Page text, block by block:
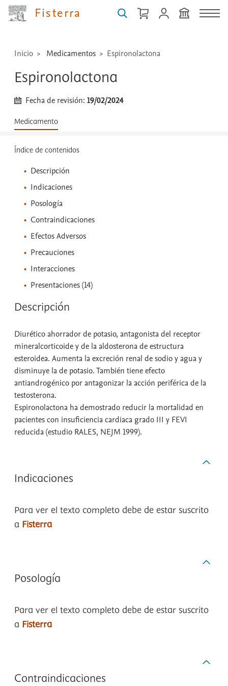
Fisterra
técnicas
...
Inicio Medicamentos Espironolactona
Espironolactona
Fecha de revisión:19/02/2024
Medicamento
Índice de contenidos
Descripción
Indicaciones
Posología
Contraindicaciones
Efectos Adversos
Precauciones
Interacciones
Presentaciones (14)
Descripción
Diurético ahorrador de potasio, antagonista del receptor
mineralcorticoide y de la aldosterona de estructura
esteroidea. Aumenta la excreción renal de sodio y agua y
disminuye la de potasio. También tiene efecto
antiandrogénico por antagonizar la acción periférica de la
testosterona.
Espironolactona ha demostrado reducir la mortalidad en
pacientes con insuficiencia cardiaca grado III y FEVI
reducida (estudio RALES, NEJM 1999).
Indicaciones
Para ver el texto completo debe de estar suscrito
a Fisterra
Posología
Para ver el texto completo debe de estar suscrito
a Fisterra
Contraindicaciones